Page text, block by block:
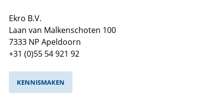
Ekro B.V.
Laan van Malkenschoten 100
7333 NP Apeldoorn
+31 (0)55 54 921 92
KENNISMAKEN